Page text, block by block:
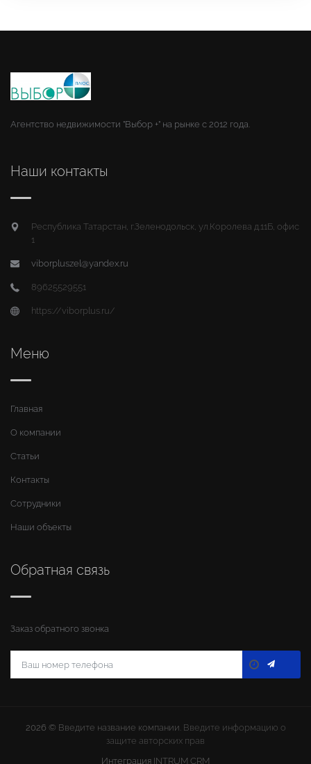
Агентство недвижимости "Выбор +" на рынке с 2012 года.
Наши контакты
Республика Татарстан, г.Зеленодольск, ул.Королева д.11Б, офис
1
viborpluszel@yandex.ru
89625529551
https://viborplus.ru/
Меню
Главная
О компании
Статьи
Контакты
Сотрудники
Наши объекты
Обратная связь
Заказ обратного звонка
2026 © Введите название компании. Введите информацию о
защите авторских прав
Интеграция INTRUM CRM